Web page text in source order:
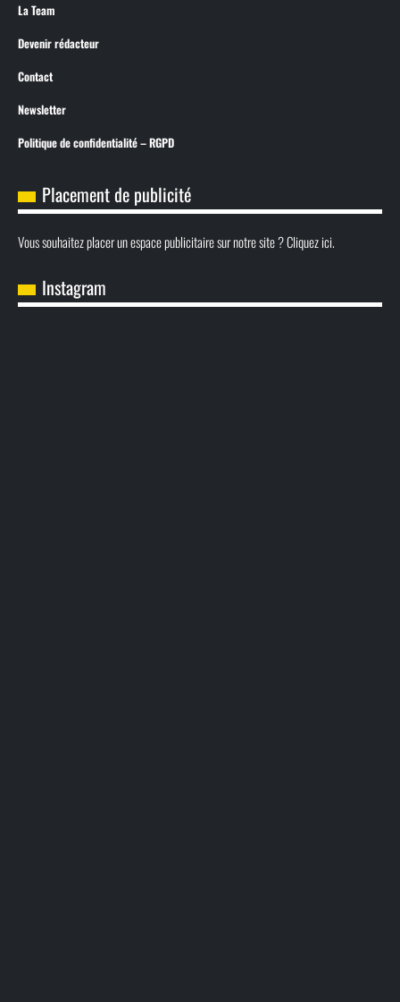
La Team
Devenir rédacteur
Contact
Newsletter
Politique de confidentialité – RGPD
Placement de publicité
Vous souhaitez placer un espace publicitaire sur notre site ? Cliquez ici.
Instagram